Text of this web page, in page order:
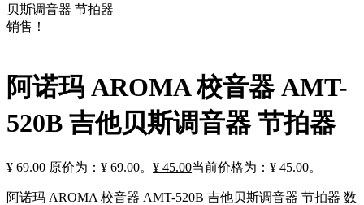
贝斯调音器 节拍器
销售！
阿诺玛 AROMA 校音器 AMT-
520B 吉他贝斯调音器 节拍器
¥69.00 原价为：¥ 69.00。 ¥ 45.00当前价格为：¥ 45.00。
阿诺玛 AROMA 校音器 AMT-520B 吉他贝斯调音器 节拍器 数